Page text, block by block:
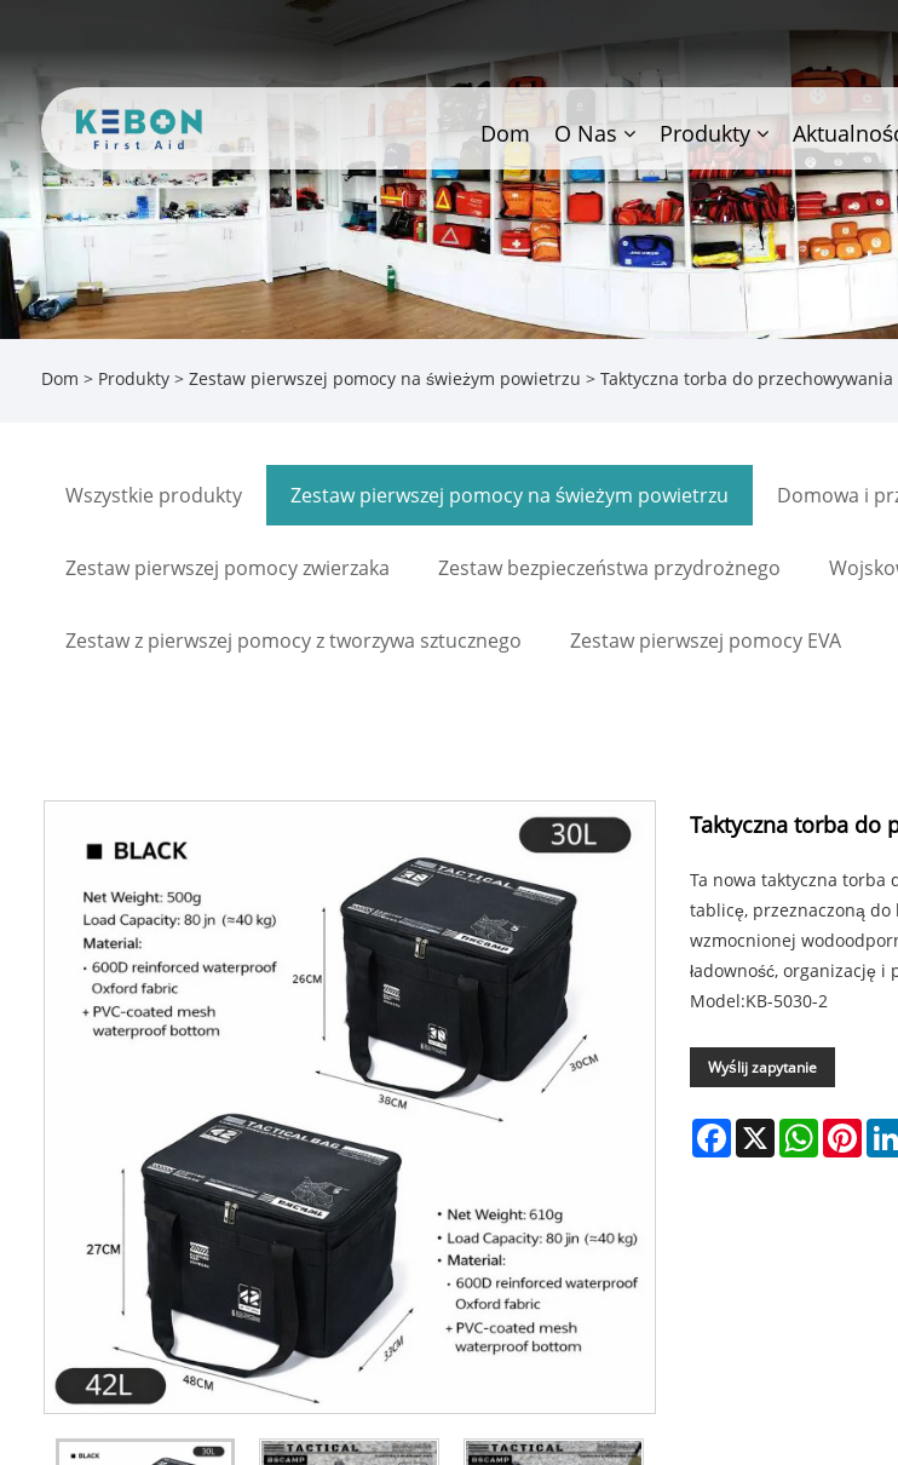
Dom O Nas Produkty
Dom > Produkty> Zestaw pierwszej pomocy na świeżym powietrzu > Taktyczna torba do przechowywania
Wszystkie produkty Zestaw pierwszej pomocy na świeżym powietrzu Domowa i
Zestaw pierwszej pomocy zwierzaka Zestaw bezpieczeństwa przydrożnego
Zestaw z pierwszej pomocy z tworzywa sztucznego Zestaw pierwszej pomocy EVA
Taktyczna torba do
Ta nowa taktyczna torba
tablicę, przeznaczoną
wzmocnionej
ładowność, organizację
Model:KB-5030-2
Wyślij zapytanie
Facebook
X WhatsApp